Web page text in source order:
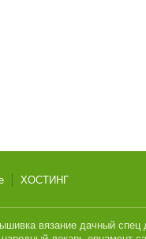
ХОСТИНГ
вязание дачный спец